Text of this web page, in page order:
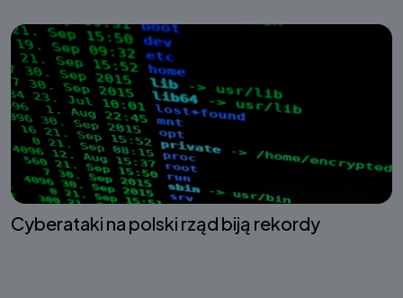
Cyberataki na polski rząd biją rekordy